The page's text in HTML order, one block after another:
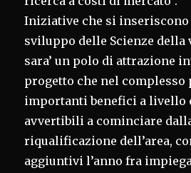
Iniziative che si inseriscono
sviluppo delle Scienze della
sara’ un polo di attrazione
progetto che nel complesso
importanti benefici a livello
avvertibili a cominciare
riqualificazione dell’area,
aggiuntivi l’anno fra